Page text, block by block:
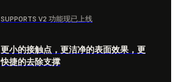
SUPPORTS V2 功能现已上线
更小的接触点，更洁净的表面效果，更
快捷的去除支撑